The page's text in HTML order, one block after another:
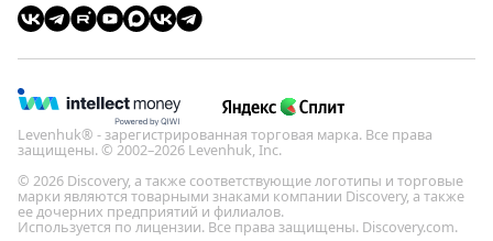
Levenhuk® - зарегистрированная торговая марка. Все права
защищены. © 2002–2026 Levenhuk, Inc.
© 2026 Discovery, а также соответствующие логотипы и торговые
марки являются товарными знаками компании Discovery, а также
ее дочерних предприятий и филиалов.
Используется по лицензии. Все права защищены. Discovery.com.